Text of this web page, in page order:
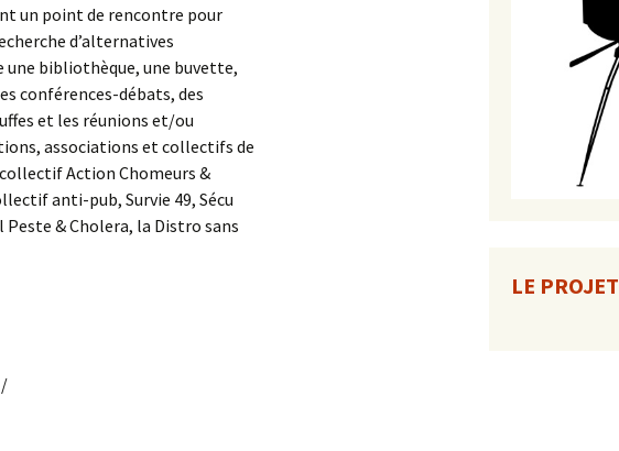
un point de rencontre pour
d’alternatives
une bibliothèque, une buvette,
conférences-débats, des
et les réunions et/ou
associations et collectifs de
Action Chomeurs &
anti-pub, Survie 49, Sécu
& Cholera, la Distro sans
/
LE PROJET